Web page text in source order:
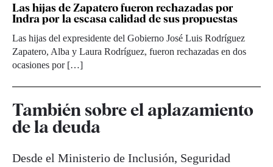
Las hijas de Zapatero fueron rechazadas por
Indra por la escasa calidad de sus propuestas
Las hijas del expresidente del Gobierno José Luis Rodríguez
Zapatero, Alba y Laura Rodríguez, fueron rechazadas en dos
ocasiones por […]
También sobre el aplazamiento
de la deuda
Desde el Ministerio de Inclusión, Seguridad